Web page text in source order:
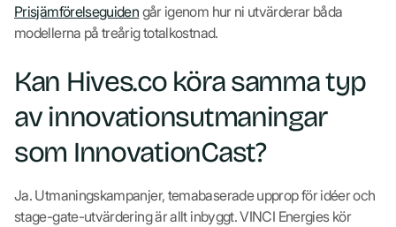
Prisjämförelseguiden går igenom hur ni utvärderar båda
modellerna på treårig totalkostnad.
Kan Hives.co köra samma typ
av innovationsutmaningar
som InnovationCast?
Ja. Utmaningskampanjer, temabaserade upprop för idéer och
stage-gate-utvärdering är allt inbyggt. VINCI Energies kör